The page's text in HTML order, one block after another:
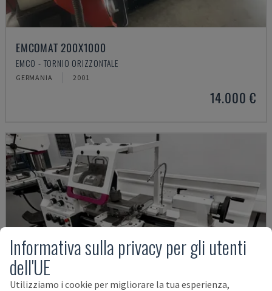
EMCOMAT 200X1000
EMCO - TORNIO ORIZZONTALE
GERMANIA 2001
14.000 €
Informativa sulla privacy per gli utenti
dell'UE
Utilizziamo i cookie per migliorare la tua esperienza,